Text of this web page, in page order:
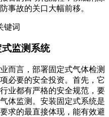
事故的关口大幅前移。
监测系统
而言，部署固定式气体检测
必要的安全投资。首先，它
业都有严格的安全规范，要
体监测。安装固定式系统是
求的最直接体现，能有效避